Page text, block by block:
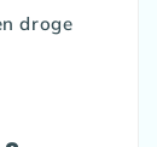
droge